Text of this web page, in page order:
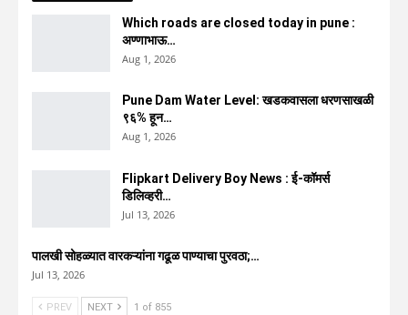
Which roads are closed today in pune :
अण्णाभाऊ…
Aug 1, 2026
Pune Dam Water Level: खडकवासला धरणसाखळी
९६% हून…
Aug 1, 2026
Flipkart Delivery Boy News : ई-कॉमर्स
डिलिव्हरी…
Jul 13, 2026
पालखी सोहळ्यात वारकऱ्यांना गढूळ पाण्याचा पुरवठा;…
Jul 13, 2026
PREV NEXT 1 of 855